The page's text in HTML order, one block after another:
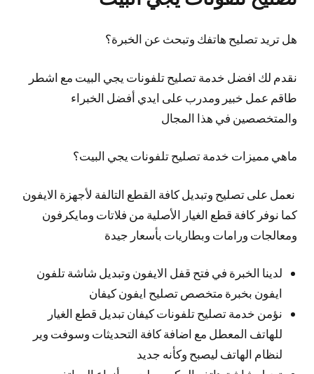
هل تريد تصليح هاتفك وتبحث عن الخبرة؟
نقدم لك افضل خدمة تصليح تلفونات يجي البيت مع اشطر
طاقم عمل خبير ومدرب على ايدي أفضل الخبراء
والمتخصصين في هذا المجال
ماهي مميزات خدمة تصليح تلفونات يجي البيت؟
نعمل على تصليح وتبديل كافة القطع التالفة لأجهزة الايفون
كما نوفر كافة قطع الغيار الأصلية من فلاتات ومايكرفون
ومعالجات ورامات وبطاريات بأسعار جيدة
لدينا الخبرة في فتح قفل الايفون وتبديل شاشة تلفون
ايفون بخبرة متخصص تصليح ايفون كيفان
نؤمن خدمة تصليح تلفونات كيفان تبديل قطع الغيار
للهاتف المعطل مع اضافة كافة التحديثات وسوفت وير
لنظام الهاتف ليصبح وكأنه جديد